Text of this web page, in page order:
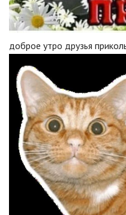
доброе утро друзья